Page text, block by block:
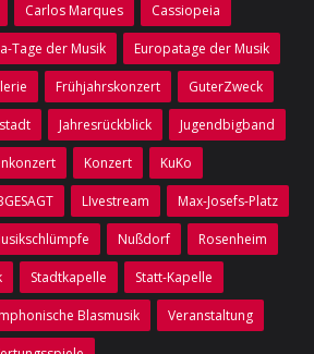
Carlos Marques Cassiopeia
Tage der Musik Europatage der Musik
Frühjahrskonzert GuterZweck
Jahresrückblick Jugendbigband
Konzert KuKo
LIvestream Max-Josefs-Platz
Nußdorf Rosenheim
Stadtkapelle Statt-Kapelle
Blasmusik Veranstaltung